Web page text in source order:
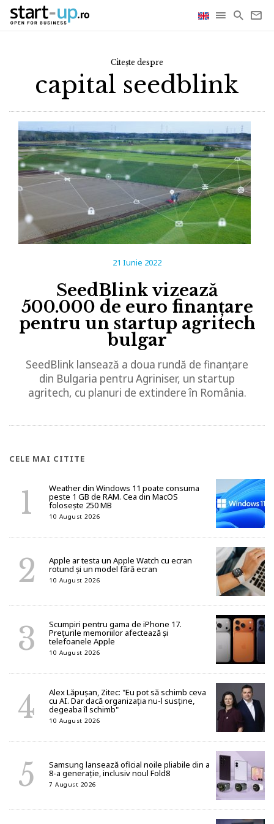
Citește despre
capital seedblink
21 Iunie 2022
SeedBlink vizează
500.000 de euro finanțare
pentru un startup agritech
bulgar
SeedBlink lansează a doua rundă de finanțare
din Bulgaria pentru Agriniser, un startup
agritech, cu planuri de extindere în România.
CELE MAI CITITE
Weather din Windows 11 poate consuma
peste 1 GB de RAM. Cea din MacOS
folosește 250 MB
10 August 2026
Apple ar testa un Apple Watch cu ecran
rotund și un model fără ecran
10 August 2026
Scumpiri pentru gama de iPhone 17.
Prețurile memoriilor afectează și
telefoanele Apple
10 August 2026
Alex Lăpușan, Zitec: "Eu pot să schimb ceva
cu AI. Dar dacă organizația nu-l susține,
degeaba îl schimb"
10 August 2026
Samsung lansează oficial noile pliabile din a
8-a generație, inclusiv noul Fold8
7 August 2026